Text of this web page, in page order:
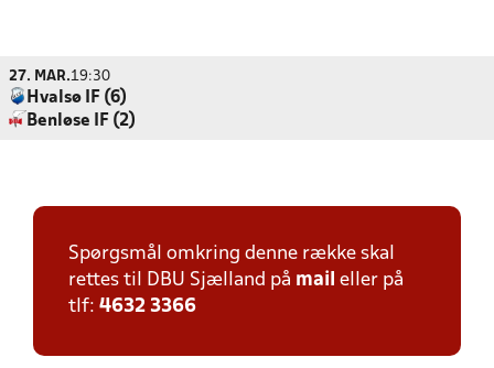
27. MAR.19:30
Hvalsø IF (6)
Benløse IF (2)
Spørgsmål omkring denne række skal
rettes til DBU Sjælland på mail eller på
tlf: 4632 3366